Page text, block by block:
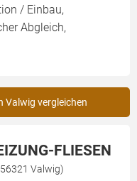
/ Einbau,
Abgleich,
Valwig vergleichen
FLIESEN
Valwig)